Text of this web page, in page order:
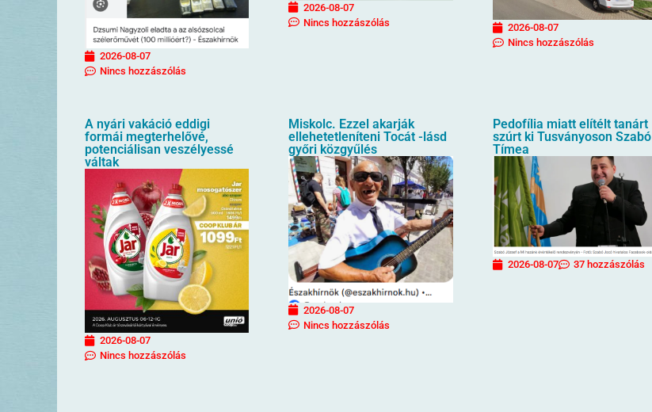
2026-08-07
Nincs hozzászólás
2026-08-07
Nincs hozzászólás
2026-08-07
Nincs hozzászólás
A nyári vakáció eddigi
formái megterhelővé,
potenciálisan veszélyessé
váltak
2026-08-07
Nincs hozzászólás
Miskolc. Ezzel akarják
ellehetetleníteni Tocát -lásd
győri közgyűlés
2026-08-07
Nincs hozzászólás
Pedofília miatt elítélt tanárt
szúrt ki Tusványoson Szabó
Tímea
2026-08-07 37 hozzászólás